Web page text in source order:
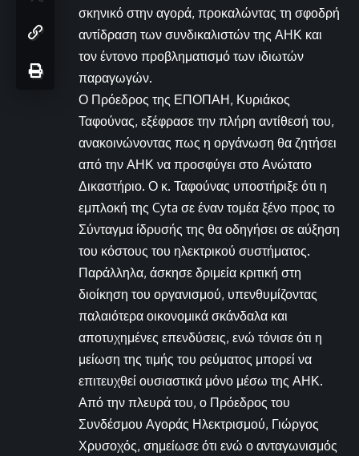
σκηνικό στην αγορά, προκαλώντας τη σφοδρή
αντίδραση των συνδικαλιστών της ΑΗΚ και
τον έντονο προβληματισμό των ιδιωτών
παραγωγών.
Ο Πρόεδρος της ΕΠΟΠΑΗ, Κυριάκος
Ταφούνας, εξέφρασε την πλήρη αντίθεσή του,
ανακοινώνοντας πως η οργάνωση θα ζητήσει
από την ΑΗΚ να προσφύγει στο Ανώτατο
Δικαστήριο. Ο κ. Ταφούνας υποστήριξε ότι η
εμπλοκή της Cyta σε έναν τομέα ξένο προς το
Σύνταγμα ίδρυσής της θα οδηγήσει σε αύξηση
του κόστους του ηλεκτρικού συστήματος.
Παράλληλα, άσκησε δριμεία κριτική στη
διοίκηση του οργανισμού, υπενθυμίζοντας
παλαιότερα οικονομικά σκάνδαλα και
αποτυχημένες επενδύσεις, ενώ τόνισε ότι η
μείωση της τιμής του ρεύματος μπορεί να
επιτευχθεί ουσιαστικά μόνο μέσω της ΑΗΚ.
Από την πλευρά του, ο Πρόεδρος του
Συνδέσμου Αγοράς Ηλεκτρισμού, Γιώργος
Χρυσοχός, σημείωσε ότι ενώ ο ανταγωνισμός